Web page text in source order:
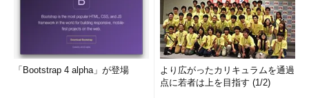
「Bootstrap 4 alpha」が登場
より広がったカリキュラムを通過
点に若者は上を目指す (1/2)